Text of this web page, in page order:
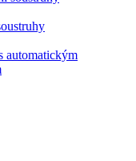
automatickým